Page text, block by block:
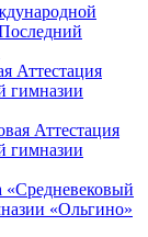
Аттестация
гимназии